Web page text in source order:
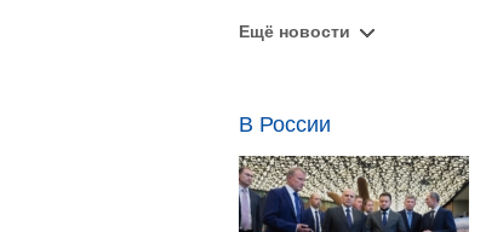
Ещё новости
В России